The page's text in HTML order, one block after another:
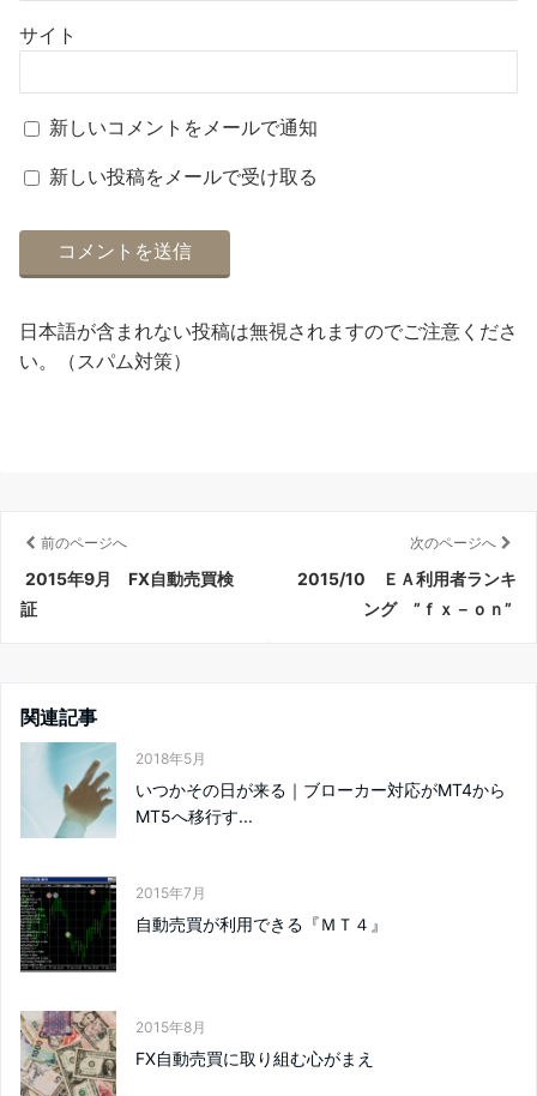
サイト
新しいコメントをメールで通知
新しい投稿をメールで受け取る
日本語が含まれない投稿は無視されますのでご注意くださ
い。（スパム対策）
前のページへ
2015年9月 FX自動売買検
証
次のページへ
2015/10 ＥＡ利用者ランキ
ング ”ｆｘ－ｏｎ”
関連記事
2018年5月
いつかその日が来る｜ブローカー対応がMT4から
MT5へ移行す...
2015年7月
自動売買が利用できる『ＭＴ４』
2015年8月
FX自動売買に取り組む心がまえ